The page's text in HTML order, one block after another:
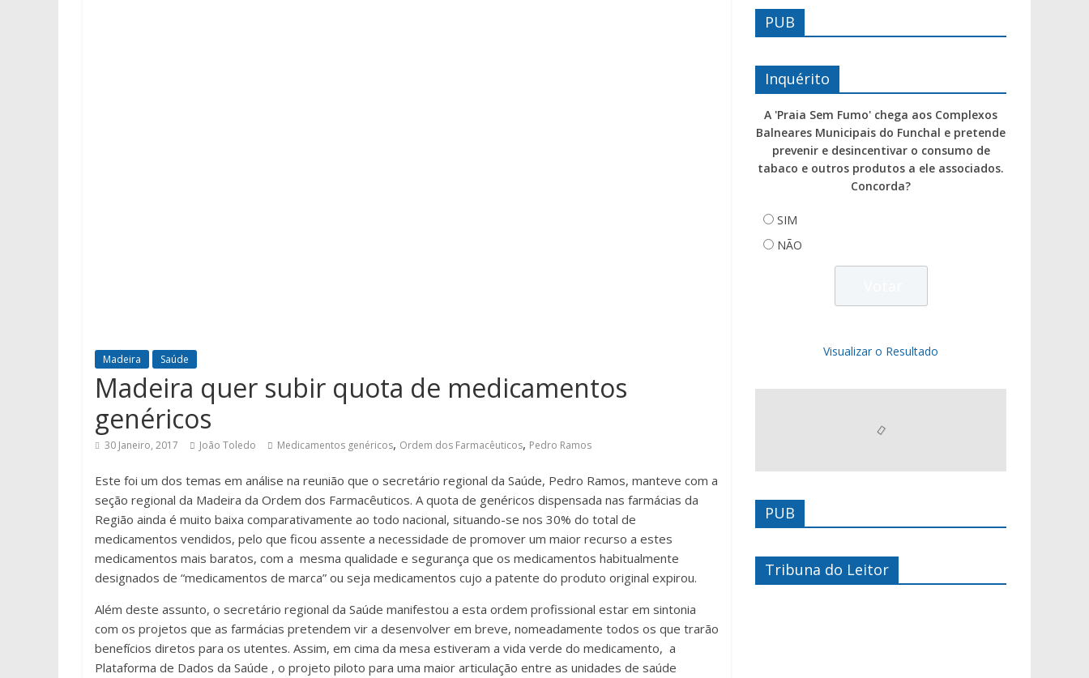
Madeira Saúde
Madeira quer subir quota de medicamentos
genéricos
30 Janeiro, 2017 João Toledo Medicamentos genéricos, Ordem dos Farmacêuticos, Pedro Ramos
Este foi um dos temas em análise na reunião que o secretário regional da Saúde, Pedro Ramos, manteve com a
seção regional da Madeira da Ordem dos Farmacêuticos. A quota de genéricos dispensada nas farmácias da
Região ainda é muito baixa comparativamente ao todo nacional, situando-se nos 30% do total de
medicamentos vendidos, pelo que ficou assente a necessidade de promover um maior recurso a estes
medicamentos mais baratos, com a mesma qualidade e segurança que os medicamentos habitualmente
designados de “medicamentos de marca” ou seja medicamentos cujo a patente do produto original expirou.
Além deste assunto, o secretário regional da Saúde manifestou a esta ordem profissional estar em sintonia
com os projetos que as farmácias pretendem vir a desenvolver em breve, nomeadamente todos os que trarão
benefícios diretos para os utentes. Assim, em cima da mesa estiveram a vida verde do medicamento, a
Plataforma de Dados da Saúde , o projeto piloto para uma maior articulação entre as unidades de saúde
PUB
Inquérito
A 'Praia Sem Fumo' chega aos Complexos
Balneares Municipais do Funchal e pretende
prevenir e desincentivar o consumo de
tabaco e outros produtos a ele associados.
Concorda?
SIM
NÃO
Visualizar o Resultado
PUB
Tribuna do Leitor